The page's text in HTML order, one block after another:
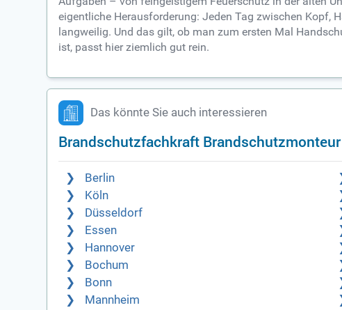
eigentliche Herausforderung: Jeden Tag zwischen Kopf,
langweilig. Und das gilt, ob man zum ersten Mal
ist, passt hier ziemlich gut rein.
Das könnte Sie auch interessieren
Brandschutzfachkraft
Berlin
Köln
Düsseldorf
Essen
Hannover
Bochum
Bonn
Mannheim